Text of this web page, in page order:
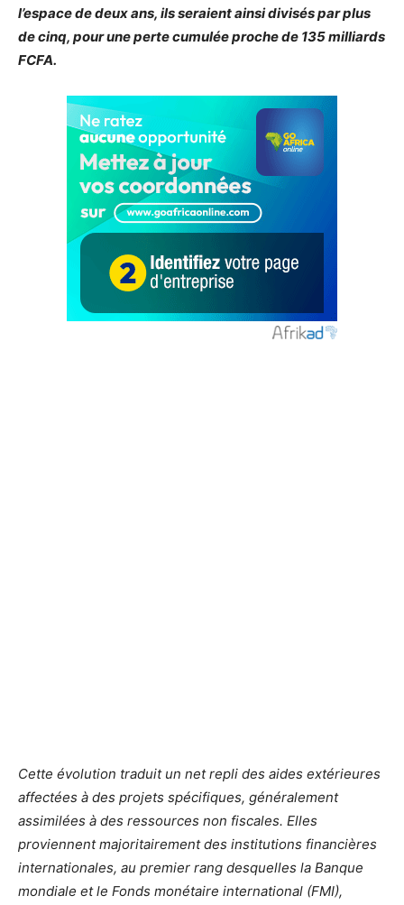
l’espace de deux ans, ils seraient ainsi divisés par plus
de cinq, pour une perte cumulée proche de 135 milliards
FCFA.
Cette évolution traduit un net repli des aides extérieures
affectées à des projets spécifiques, généralement
assimilées à des ressources non fiscales. Elles
proviennent majoritairement des institutions financières
internationales, au premier rang desquelles la Banque
mondiale et le Fonds monétaire international (FMI),